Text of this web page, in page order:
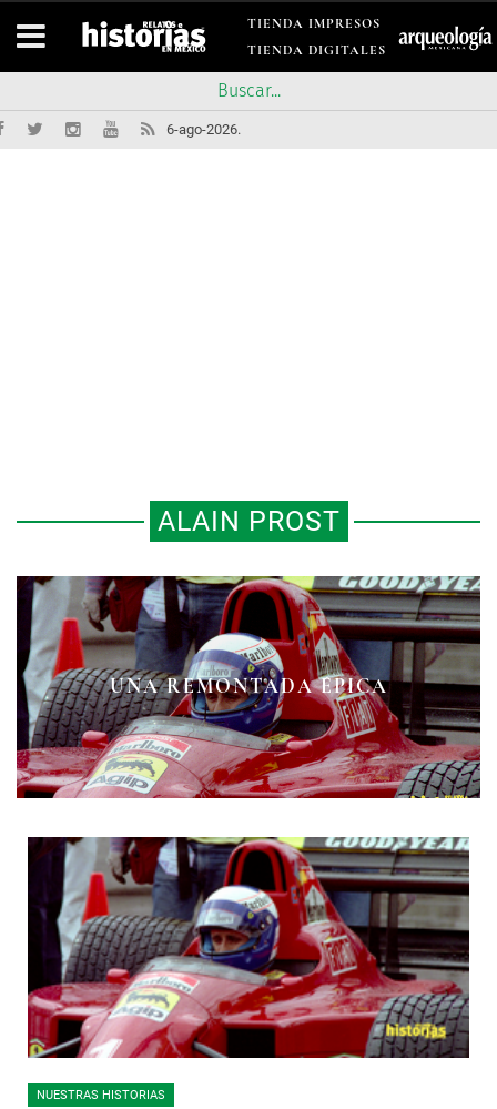
TIENDA IMPRESOS
TIENDA DIGITALES
6-ago-2026.
ALAIN PROST
UNA REMONTADA ÉPICA
NUESTRAS HISTORIAS